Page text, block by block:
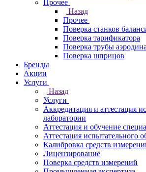
Прочее
Назад
Прочее
Поверка станков
Поверка тарификатора
Поверка трубы
Поверка шприцов
Бренды
Акции
Услуги
Назад
Услуги
Аккредитация и аттестация
лаборатории
Аттестация и обучение
Аттестация испытательного
Калибровка средств
Лицензирование
Поверка средств измерений